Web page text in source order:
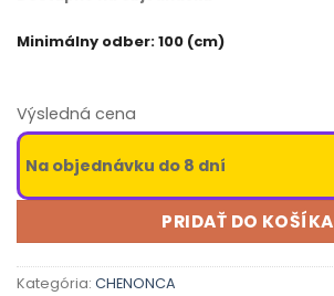
Minimálny odber: 100 (cm)
Výsledná cena
Na objednávku do 8 dní
PRIDAŤ DO KOŠÍKA
Kategória: CHENONCA